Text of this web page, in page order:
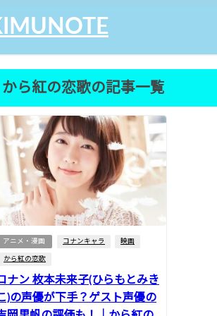
から紅の恋歌の記事一覧
アニメ・漫画 コナンキャラ 映画
から紅の恋歌
ナン 枚本未来子(ひらもとみき
)の声優が下手？ゲスト声優の